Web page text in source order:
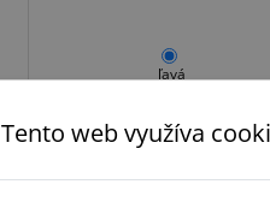
ľavá
Tento web využíva